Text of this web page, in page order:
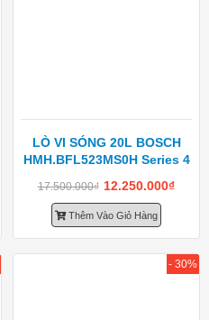
LÒ VI SÓNG 20L BOSCH
HMH.BFL523MS0H Series 4
17.500.000₫ 12.250.000₫
Thêm Vào Giỏ Hàng
- 30%